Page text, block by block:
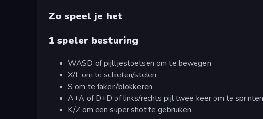
Zo speel je het
1 speler besturing
WASD of pijltjestoetsen om te bewegen
X/L om te schieten/stelen
S om te faken/blokkeren
A+A of D+D of links/rechts pijl twee keer om te sprinten
K/Z om een super shot te gebruiken